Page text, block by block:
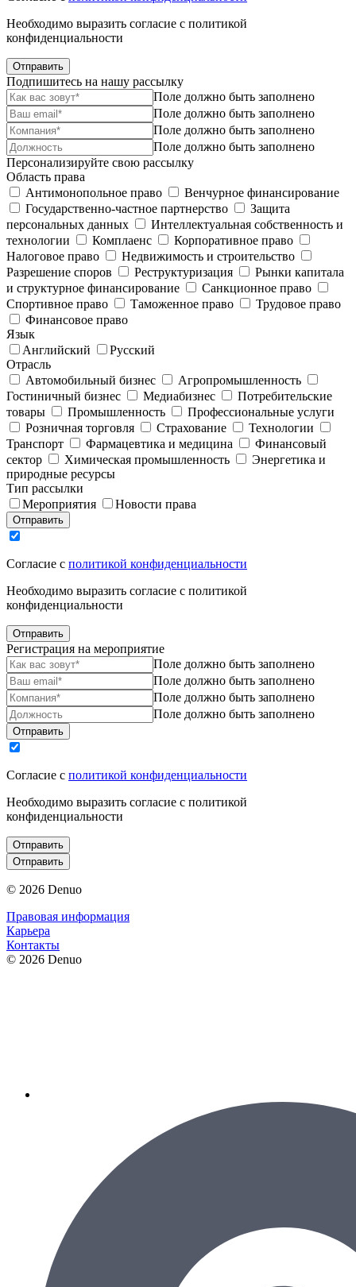
Необходимо выразить согласие с политикой
конфиденциальности
Отправить
Подпишитесь на нашу рассылку
Поле должно быть заполнено
Поле должно быть заполнено
Поле должно быть заполнено
Поле должно быть заполнено
Персонализируйте свою рассылку
Область права
Антимонопольное право
Венчурное финансирование
Государственно-частное партнерство
Защита
персональных данных
Интеллектуальная собственность и
технологии
Комплаенс
Корпоративное право
Налоговое право
Недвижимость и строительство
Разрешение споров
Реструктуризация
Рынки капитала
и структурное финансирование
Санкционное право
Спортивное право
Таможенное право
Трудовое право
Финансовое право
Язык
Английский
Русский
Отрасль
Автомобильный бизнес
Агропромышленность
Гостиничный бизнес
Медиабизнес
Потребительские
товары
Промышленность
Профессиональные услуги
Розничная торговля
Страхование
Технологии
Транспорт
Фармацевтика и медицина
Финансовый
сектор
Химическая промышленность
Энергетика и
природные ресурсы
Тип рассылки
Мероприятия
Новости права
Отправить
Согласие с политикой конфиденциальности
Необходимо выразить согласие с политикой
конфиденциальности
Отправить
Регистрация на мероприятие
Поле должно быть заполнено
Поле должно быть заполнено
Поле должно быть заполнено
Поле должно быть заполнено
Отправить
Согласие с политикой конфиденциальности
Необходимо выразить согласие с политикой
конфиденциальности
Отправить
Отправить
© 2026 Denuo
Правовая информация
Карьера
Контакты
© 2026 Denuo